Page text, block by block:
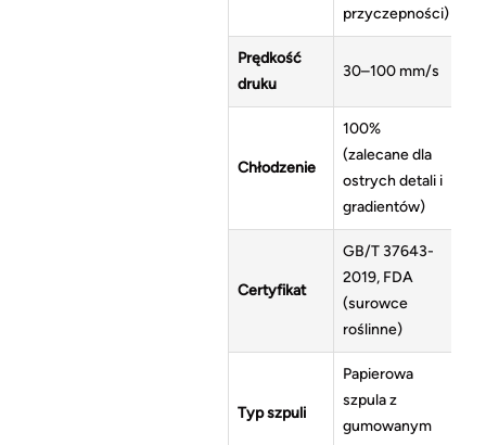
przyczepności)
Prędkość
druku
30–100 mm/s
Chłodzenie
100%
(zalecane dla
ostrych detali i
gradientów)
Certyfikat
GB/T 37643-
2019, FDA
(surowce
roślinne)
Typ szpuli
Papierowa
szpula z
gumowanym